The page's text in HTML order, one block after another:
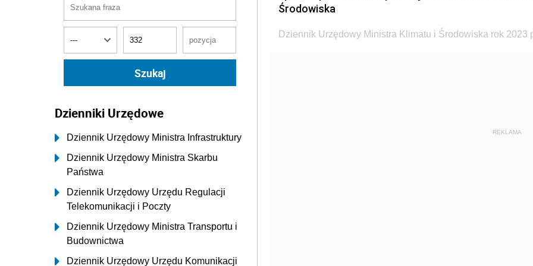
Dzienniki Urzędowe
Dziennik Urzędowy Ministra Infrastruktury
Dziennik Urzędowy Ministra Skarbu
Państwa
Dziennik Urzędowy Urzędu Regulacji
Telekomunikacji i Poczty
Dziennik Urzędowy Ministra Transportu i
Budownictwa
Dziennik Urzędowy Urzędu Komunikacji
Środowiska
Dziennik Urzędowy Ministra Klimatu i Środowiska rok 2023
REKLAMA